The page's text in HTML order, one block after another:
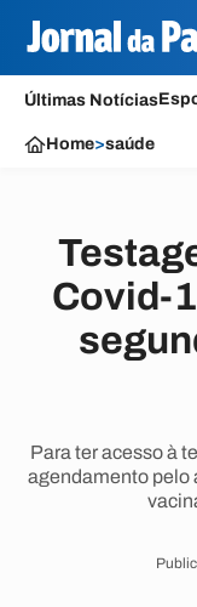
Últimas Notícias
Home>saúde
Covid-
Para ter acesso à
agendamento pelo